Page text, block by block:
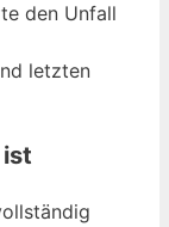
den Unfall
letzten